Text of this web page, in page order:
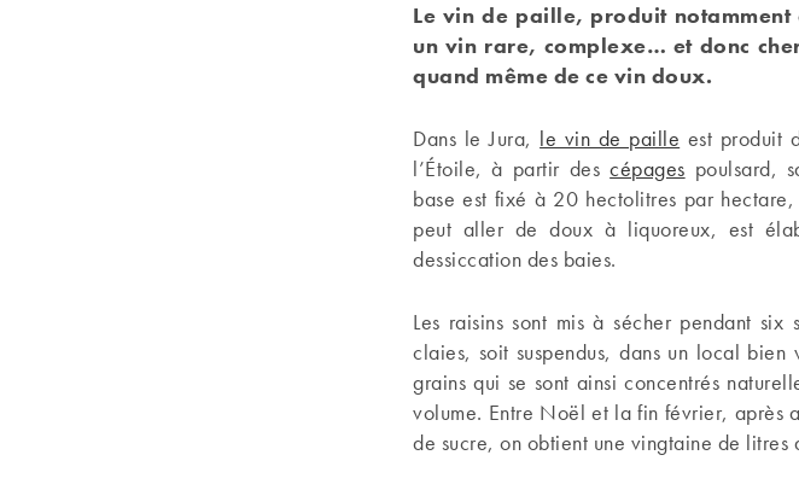
Le vin de paille, produit
un vin rare, complexe… et donc
quand même de ce vin doux.
Dans le Jura, le vin de paille est produit
l’Étoile, à partir descépages poulsard,
base est fixé à 20 hectolitres par
peut aller de doux à liquoreux, est
dessiccation des baies.
Les raisins sont mis à sécher pendant
claies, soit suspendus, dans un local
grains qui se sont ainsi concentrés
volume. Entre Noël et la fin février, après
de sucre, on obtient une vingtaine de